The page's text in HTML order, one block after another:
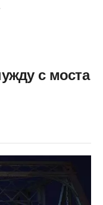
с моста